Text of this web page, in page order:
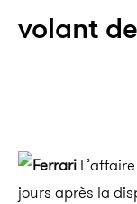
volant
jours après la